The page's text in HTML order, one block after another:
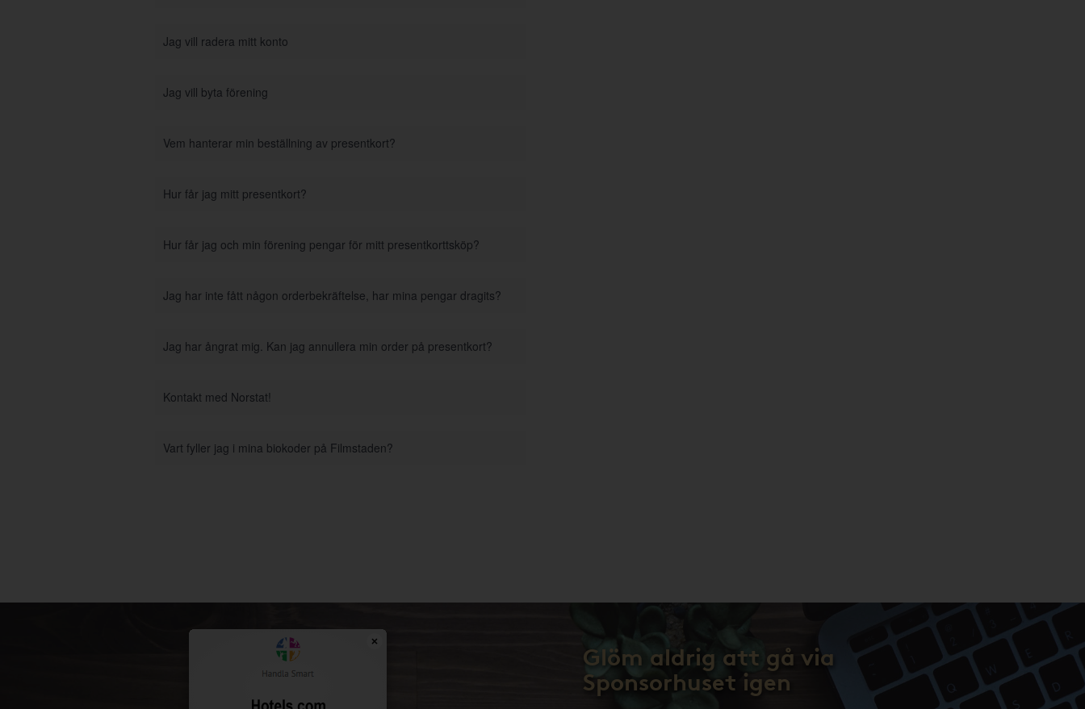
Jag vill radera mitt konto
Jag vill byta förening
Vem hanterar min beställning av presentkort?
Hur får jag mitt presentkort?
Hur får jag och min förening pengar för mitt presentkorttsköp?
Jag har inte fått någon orderbekräftelse, har mina pengar dragits?
Jag har ångrat mig. Kan jag annullera min order på presentkort?
Kontakt med Norstat!
Vart fyller jag i mina biokoder på Filmstaden?
Glöm aldrig att gå via
Sponsorhuset igen